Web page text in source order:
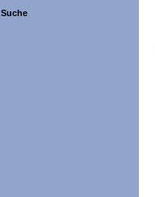
Suche